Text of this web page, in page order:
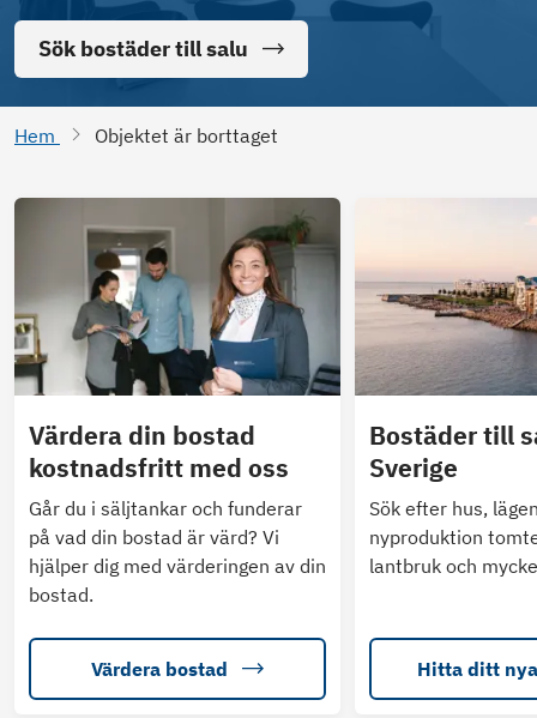
Sök bostäder till salu
Hem Objektet är borttaget
Värdera din bostad
kostnadsfritt med oss
Går du i säljtankar och funderar
på vad din bostad är värd? Vi
hjälper dig med värderingen av din
bostad.
Värdera bostad
Bostäder till
Sverige
Sök efter hus,
nyproduktion
lantbruk och
Hitta ditt